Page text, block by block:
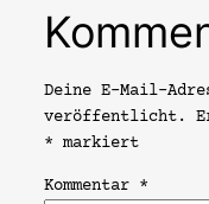
Deine E-Mail-
veröffentlicht.
* markiert
Kommentar *